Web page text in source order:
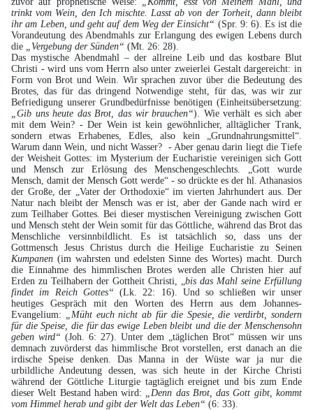
trinkt vom Wein, den Ich mischte. Lasst ab von der Torheit, dann bleibt
ihr am Leben, und geht auf dem Weg der Einsicht“ (Spr. 9: 6). Es ist die
Vorandeutung des Abendmahls zur Erlangung des ewigen Lebens durch
die
„Vergebung der Sünden“ (Mt. 26: 28).
Das mystische Abendmahl – der allreine Leib und das kostbare Blut
Christi - wird uns vom Herrn also unter zweierlei Gestalt dargereicht: in
Form von Brot und Wein. Wir sprachen zuvor über die Bedeutung des
Brotes, das für das dringend Notwendige steht, für das, was wir zur
Befriedigung unserer Grundbedürfnisse benötigen (Einheitsübersetzung:
„Gib uns heute das Brot, das wir brauchen“). Wie verhält es sich aber
mit dem Wein? - Der Wein ist kein gewöhnlicher, alltäglicher Trank,
sondern etwas Erhabenes, Edles, also kein „Grundnahrungsmittel“.
Warum dann Wein, und nicht Wasser? - Aber genau darin liegt die Tiefe
der Weisheit Gottes: im Mysterium der Eucharistie vereinigen sich Gott
und Mensch zur Erlösung des Menschengeschlechts. „Gott wurde
Mensch, damit der Mensch Gott werde“ - so drückte es der hl. Athanasios
der Große, der „Vater der Orthodoxie“ im vierten Jahrhundert aus. Der
Natur nach bleibt der Mensch was er ist, aber der Gande nach wird er
zum Teilhaber Gottes. Bei dieser mystischen Vereinigung zwischen Gott
und Mensch steht der Wein somit für das Göttliche, während das Brot das
Menschliche versinnbildlicht. Es ist tatsächlich so, dass uns der
Gottmensch Jesus Christus durch die Heilige Eucharistie zu Seinen
Kumpanen (im wahrsten und edelsten Sinne des Wortes) macht. Durch
die Einnahme des himmlischen Brotes werden alle Christen hier auf
Erden zu Teilhabern der Gottheit Christi, „ bis das Mahl seine Erfüllung
findet im Reich Gottes“(Lk. 22: 16). Und so schließen wir unser
heutiges Gespräch mit den Worten des Herrn aus dem Johannes-
Evangelium:
„Müht euch nicht ab für die Spesie, die verdirbt, sondern
für die Speise, die für das ewige Leben bleibt und die der Menschensohn
geben wird“ (Joh. 6: 27). Unter dem „täglichen Brot“ müssen wir uns
demnach zuvörderst das himmlische Brot vorstellen, erst danach an die
irdische Speise denken. Das Manna in der Wüste war ja nur die
urbildliche Andeutung dessen, was sich heute in der Kirche Christi
während der Göttliche Liturgie tagtäglich ereignet und bis zum Ende
dieser Welt Bestand haben wird:
„Denn das Brot, das Gott gibt, kommt
vom Himmel herab und gibt der Welt das Leben“ (6: 33).